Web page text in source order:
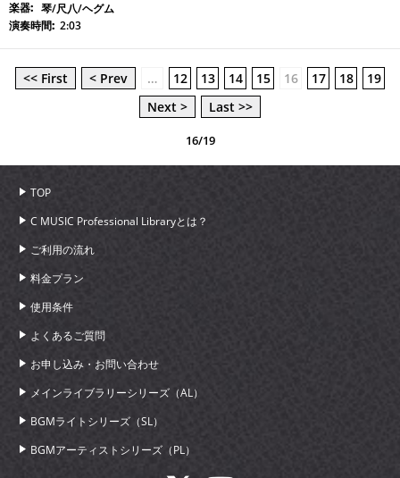
琴/尺八/ヘグム
2:03
<< First < Prev … 12 13 14 15 16 17 18
19
Next >
Last >>
16/19
TOP
C MUSIC Professional Libraryとは？
ご利用の流れ
料金プラン
使用条件
よくあるご質問
お申し込み・お問い合わせ
メインライブラリーシリーズ（AL）
BGMライトシリーズ（SL）
BGMアーティストシリーズ（PL）